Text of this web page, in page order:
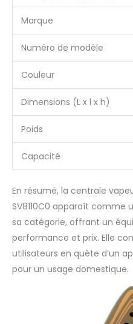
Marque
Numéro de modèle
Couleur
Dimensions (L x l x h)
Poids
Capacité
En résumé, la centrale
SV8110C0 apparaît
sa catégorie, offrant un
performance et prix. Elle
utilisateurs en quête d’un
pour un usage domestique.